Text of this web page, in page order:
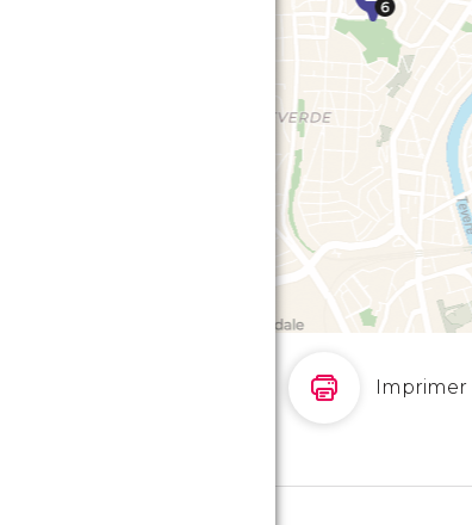
Imprimer